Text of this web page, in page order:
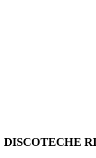
DISCOTECHE